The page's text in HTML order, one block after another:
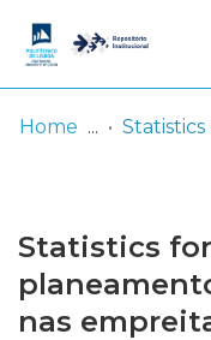
Browse repository
Entities
Log
In
Home Statistics
Statistics
nas